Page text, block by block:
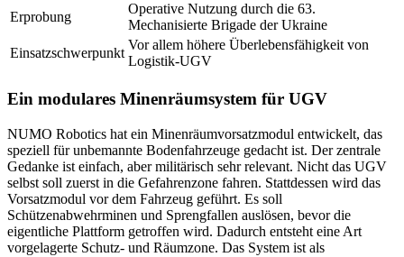
Erprobung
Operative Nutzung durch die 63.
Mechanisierte Brigade der Ukraine
Einsatzschwerpunkt
Vor allem höhere Überlebensfähigkeit von
Logistik-UGV
Ein modulares Minenräumsystem für UGV
NUMO Robotics hat ein Minenräumvorsatzmodul entwickelt, das
speziell für unbemannte Bodenfahrzeuge gedacht ist. Der zentrale
Gedanke ist einfach, aber militärisch sehr relevant. Nicht das UGV
selbst soll zuerst in die Gefahrenzone fahren. Stattdessen wird das
Vorsatzmodul vor dem Fahrzeug geführt. Es soll
Schützenabwehrminen und Sprengfallen auslösen, bevor die
eigentliche Plattform getroffen wird. Dadurch entsteht eine Art
vorgelagerte Schutz- und Räumzone. Das System ist als